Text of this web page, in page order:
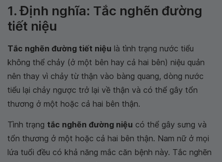
1. Định nghĩa: Tắc nghẽn đường
tiết niệu
Tắc nghẽn đường tiết niệu là tình trạng nước tiểu
không thể chảy (ở một bên hay cả hai bên) niệu quản
nên thay vì chảy từ thận vào bàng quang, dòng nước
tiểu lại chảy ngược trở lại về thận và có thể gây tổn
thương ở một hoặc cả hai bên thận.
Tình trạng tắc nghẽn đường niệu có thể gây sưng và
tổn thương ở một hoặc cả hai bên thận. Nam nữ ở mọi
lứa tuổi đều có khả năng mắc căn bệnh này. Tắc nghẽn